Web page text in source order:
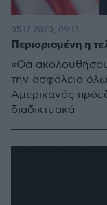
Περιορισμένη η
«Θα
την ασφάλεια
Αμερικανός
διαδικτυακά
05.12.2020, 09:13